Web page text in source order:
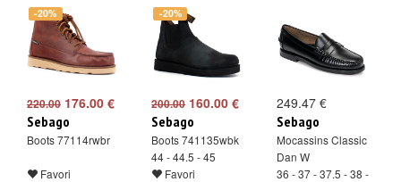
-20%
220.00 176.00 €
Sebago
Boots 77114rwbr
Favori
-20%
200.00160.00 €
Sebago
Boots 741135wbk
44 - 44.5 - 45
Favori
249.47 €
Sebago
Mocassins Classic
Dan W
36 - 37 - 37.5 - 38 -